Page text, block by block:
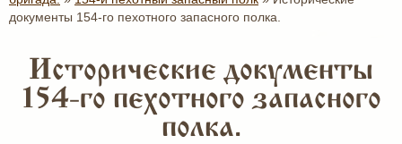
документы 154-го пехотного запасного полка.
Исторические документы
154-го пехотного запасного
полка.